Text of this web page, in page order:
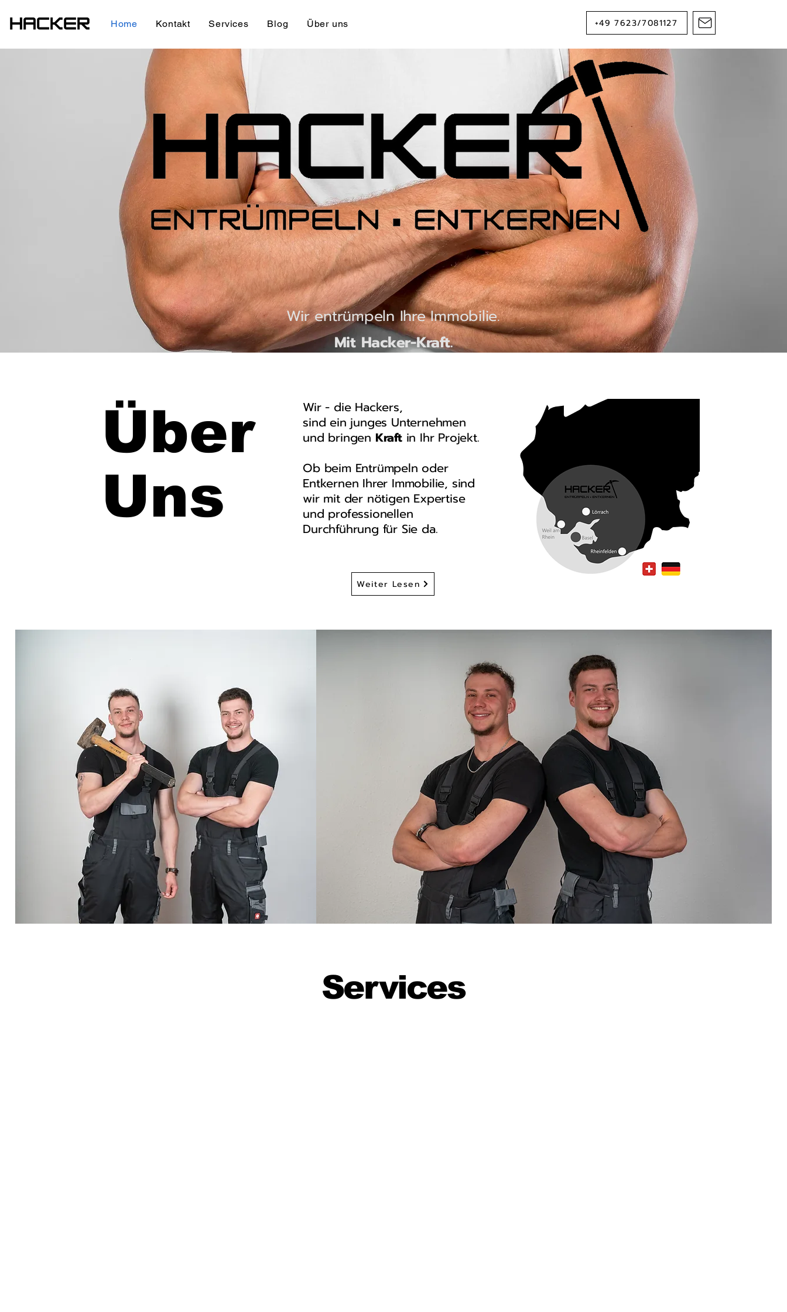
Home Kontakt Services Blog Über uns +49 7623/7081127
Wir entrümpeln Ihre Immobilie.
Mit Hacker-Kraft.
Über
Uns
Wir - die Hackers,
sind ein junges Unternehmen
und bringen Kraft in Ihr Projekt.
Ob beim Entrümpeln oder
Entkernen Ihrer Immobilie, sind
wir mit der nötigen Expertise
und professionellen
Durchführung für Sie da.
Weiter Lesen
Services